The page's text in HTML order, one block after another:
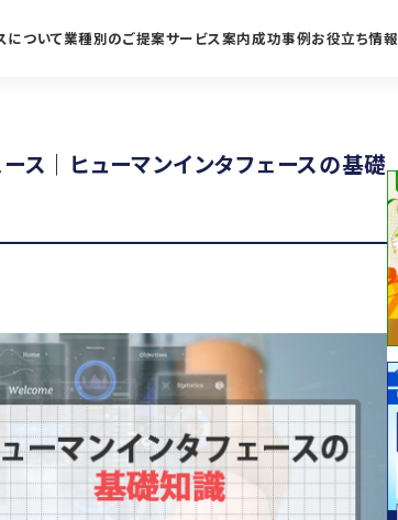
について業種別のご提案サービス案内成功事例お役立ち情報
ス｜ヒューマンインタフェースの基礎